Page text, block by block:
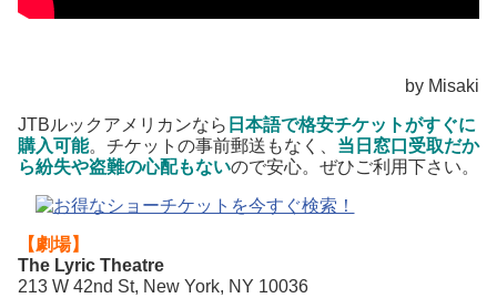
by Misaki
JTBルックアメリカンなら 日本語で格安チケットがすぐに
購入可能。チケットの事前郵送もなく、 当日窓口受取だか
ら紛失や盗難の心配もないので安心。ぜひご利用下さい。
【劇場】
The Lyric Theatre
213 W 42nd St, New York, NY 10036